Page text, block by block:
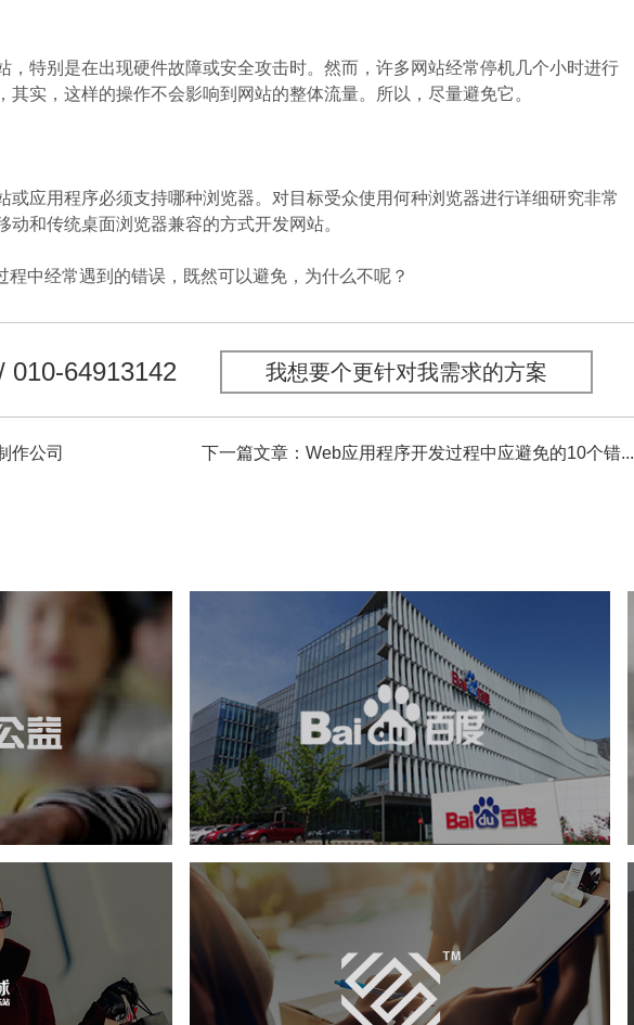
特别是在出现硬件故障或安全攻击时。然而，许多网站经常停机几个小时进行
实，这样的操作不会影响到网站的整体流量。所以，尽量避免它。
应用程序必须支持哪种浏览器。对目标受众使用何种浏览器进行详细研究非常
和传统桌面浏览器兼容的方式开发网站。
中经常遇到的错误，既然可以避免，为什么不呢？
010-64913142 我想要个更针对我需求的方案
作公司 下一篇文章：Web应用程序开发过程中应避免的10个错...
方案
APP
百度回收站
软件科技 IT平台整体解决方案
APP
定制开发
业务系统 系统开发
怡利玛特